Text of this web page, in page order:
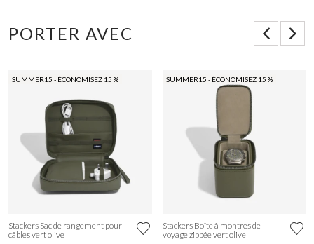
PORTER AVEC
SUMMER15 - ÉCONOMISEZ 15 %
Stackers Sac de rangement pour
câbles vert olive
SUMMER15 - ÉCONOMISEZ 15 %
Stackers Boîte à montres de
voyage zippée vert olive